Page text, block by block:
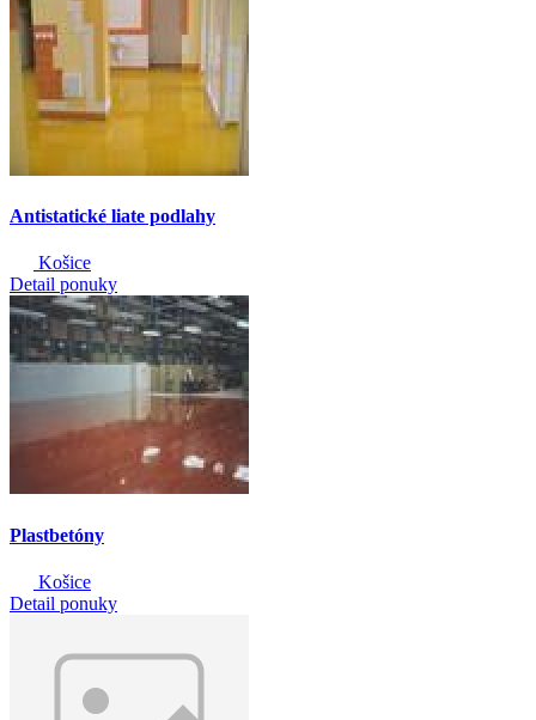
Antistatické liate podlahy
Košice
Detail ponuky
Plastbetóny
Košice
Detail ponuky